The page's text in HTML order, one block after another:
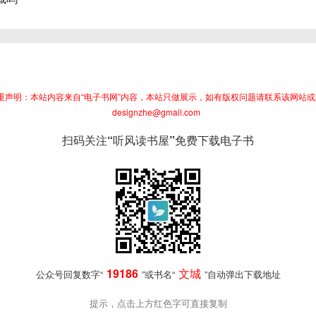
声明：本站内容来自“电子书网”内容，本站只做展示，如有版权问题请联系该网站
designzhe@gmail.com
扫码关注“听风读书屋”免费下载电子书
公众号回复数字“ 19186 ”或书名“ 文城 ”自动弹出下载地址
提示，点击上方红色字可直接复制